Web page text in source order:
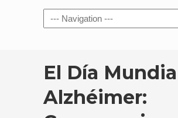
Navigation
El Día
Alzhéimer: